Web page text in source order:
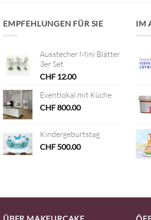
EMPFEHLUNGEN FÜR SIE
Ausstecher Mini Blätter
3er Set
CHF12.00
Eventlokal mit Küche
CHF800.00
Kindergeburtstag
CHF500.00
IM